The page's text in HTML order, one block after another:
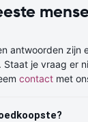
antwoorden zijn
je vraag er
contact met